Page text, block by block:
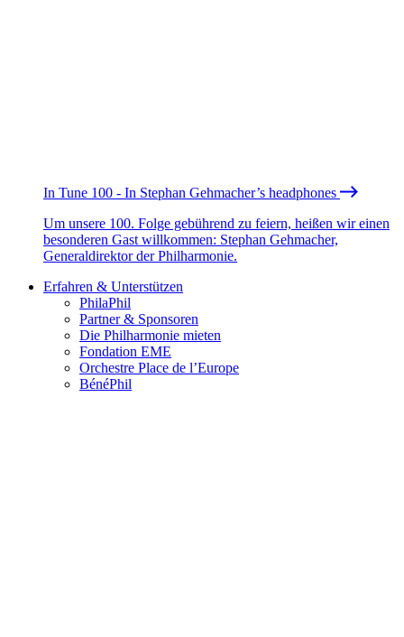
In Tune 100 - In Stephan Gehmacher’s headphones
Um unsere 100. Folge gebührend zu feiern, heißen wir einen
besonderen Gast willkommen: Stephan Gehmacher,
Generaldirektor der Philharmonie.
Erfahren & Unterstützen
PhilaPhil
Partner & Sponsoren
Die Philharmonie mieten
Fondation EME
Orchestre Place de l’Europe
BénéPhil